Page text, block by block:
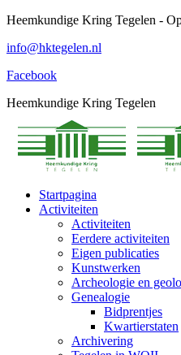
Spring
content
Heemkundige Kring Tegelen -
info@hktegelen.nl
Facebook
Heemkundige Kring Tegelen
Startpagina
Activiteiten
Activiteiten
Eerdere activiteiten
Eigen publicaties
Kunstwerken
Archeologie en
Genealogie
Bidprentjes
Kwartierstaten
Archivering